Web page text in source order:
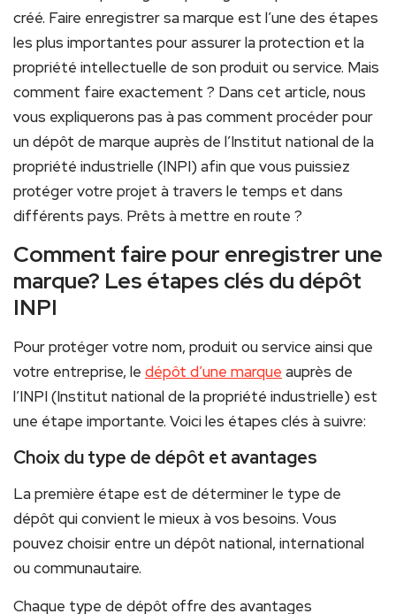
créé. Faire enregistrer sa marque est l’une des étapes
les plus importantes pour assurer la protection et la
propriété intellectuelle de son produit ou service. Mais
comment faire exactement ? Dans cet article, nous
vous expliquerons pas à pas comment procéder pour
un dépôt de marque auprès de l’Institut national de la
propriété industrielle (INPI) afin que vous puissiez
protéger votre projet à travers le temps et dans
différents pays. Prêts à mettre en route ?
Comment faire pour enregistrer une
marque? Les étapes clés du dépôt
INPI
Pour protéger votre nom, produit ou service ainsi que
votre entreprise, le dépôt d’une marque auprès de
l’INPI (Institut national de la propriété industrielle) est
une étape importante. Voici les étapes clés à suivre:
Choix du type de dépôt et avantages
La première étape est de déterminer le type de
dépôt qui convient le mieux à vos besoins. Vous
pouvez choisir entre un dépôt national, international
ou communautaire.
Chaque type de dépôt offre des avantages